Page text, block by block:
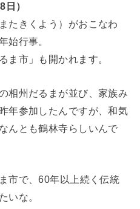
）
たきくよう）がおこなわ
始行事。
ま市」も開かれます。
相州だるまが並び、家族み
年参加したんですが、和気
んとも鶴林寺らしいんで
市で、60年以上続く伝統
いな。